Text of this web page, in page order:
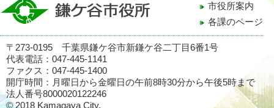
市役所案内
各課のページ
〒273-0195 千葉県鎌ケ谷市新鎌ケ谷二丁目6番1号
代表電話：047-445-1141
ファクス：047-445-1400
開庁時間：月曜日から金曜日の午前8時30分から午後5時まで
法人番号8000020122246
© 2018 Kamagaya City.